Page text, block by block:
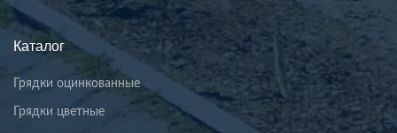
Каталог
Грядки оцинкованные
Грядки цветные